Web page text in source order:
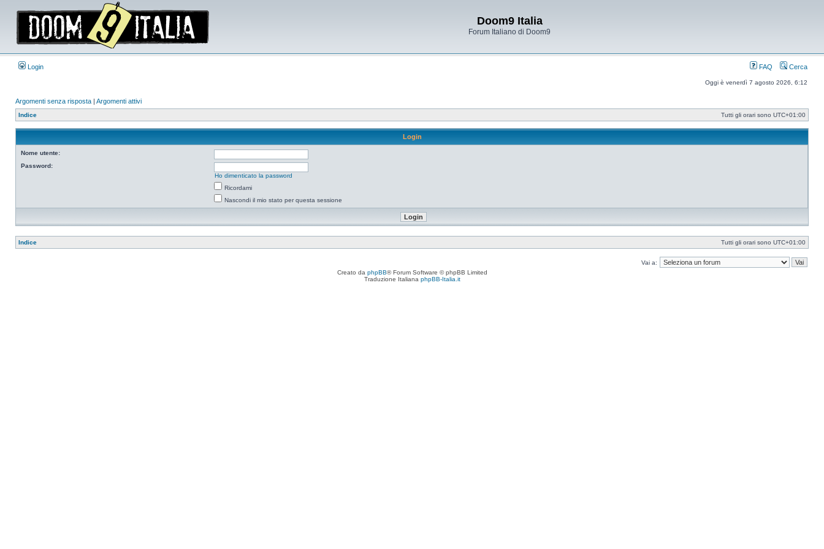
Doom9 Italia
Forum Italiano di Doom9
Login FAQ Cerca
Oggi è venerdì 7 agosto 2026, 6:12
Argomenti senza risposta | Argomenti attivi
Indice Tutti gli orari sono UTC+01:00
Login
Nome utente:
Password:
Ho dimenticato la password
Ricordami
Nascondi il mio stato per questa sessione
Indice Tutti gli orari sono UTC+01:00
Vai a:
Creato da phpBB® Forum Software © phpBB Limited
Traduzione Italiana phpBB-Italia.it